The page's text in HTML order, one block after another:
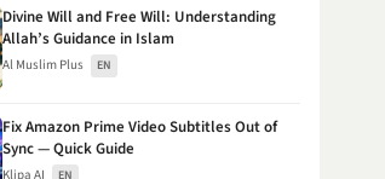
Divine Will and Free Will: Understanding
Allah’s Guidance in Islam
Al Muslim Plus EN
Fix Amazon Prime Video Subtitles Out of
Sync — Quick Guide
Klipa AI